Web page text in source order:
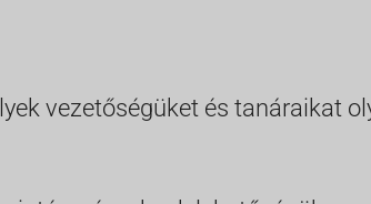
vezetőségüket és tanáraikat